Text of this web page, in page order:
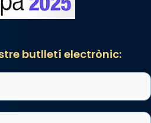
butlletí electrònic: